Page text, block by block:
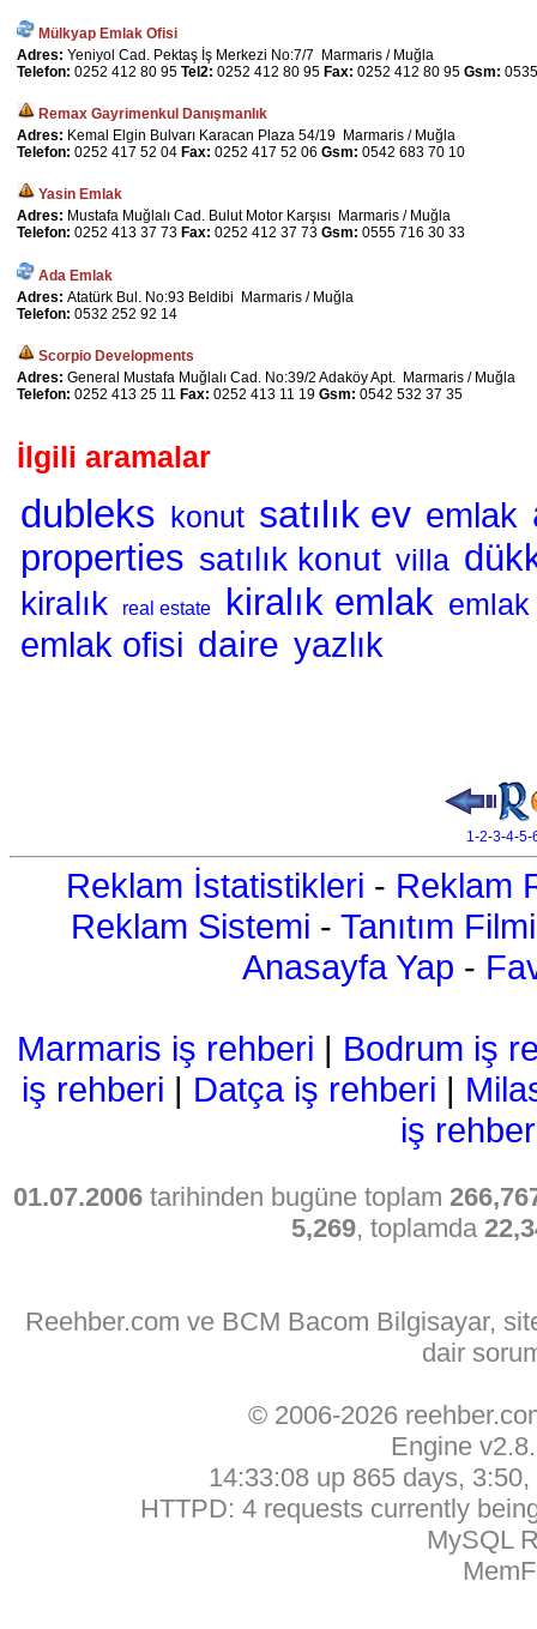
Mülkyap Emlak Ofisi
Adres: Yeniyol Cad. Pektaş İş Merkezi No:7/7 Marmaris / Muğla
Telefon: 0252 412 80 95 Tel2: 0252 412 80 95 Fax: 0252 412 80 95 Gsm:
Remax Gayrimenkul Danışmanlık
Adres: Kemal Elgin Bulvarı Karacan Plaza 54/19 Marmaris / Muğla
Telefon: 0252 417 52 04 Fax: 0252 417 52 06 Gsm: 0542 683 70 10
Yasin Emlak
Adres: Mustafa Muğlalı Cad. Bulut Motor Karşısı Marmaris / Muğla
Telefon: 0252 413 37 73 Fax: 0252 412 37 73 Gsm: 0555 716 30 33
Ada Emlak
Adres: Atatürk Bul. No:93 Beldibi Marmaris / Muğla
Telefon: 0532 252 92 14
Scorpio Developments
Adres: General Mustafa Muğlalı Cad. No:39/2 Adaköy Apt. Marmaris / Muğla
Telefon: 0252 413 25 11 Fax: 0252 413 11 19 Gsm: 0542 532 37 35
İlgili aramalar
dubleks konut satılık ev emlak
properties satılık konut villa
kiralık real estate kiralık emlak
emlak ofisi daire yazlık
1-2-3-4-5-
Reklam İstatistikleri - Reklam
Reklam Sistemi - Tanıtım Filmi
Anasayfa Yap -
Marmaris iş rehberi | Bodrum iş
iş rehberi | Datça iş rehberi |
iş
01.07.2006 tarihinden bugüne toplam
5,269, toplamda
Reehber.com ve BCM Bacom Bilgisayar,
dair
© 2006-2026
Engine
14:33:08 up 865 days,
HTTPD: 4 requests currently
MySQL